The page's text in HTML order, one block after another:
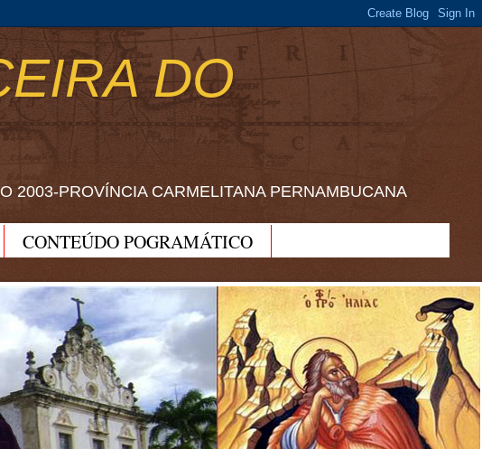
DO
2003-PROVÍNCIA CARMELITANA PERNAMBUCANA
CONTEÚDO POGRAMÁTICO